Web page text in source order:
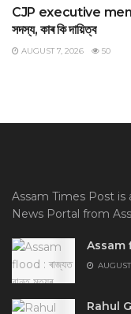
CJP executive members
সদস্য, কাৰ কি দায়িত্ব
AUGUST 7, 2026 50
Assam Times Post is
News Portal from
Assam
Rahul